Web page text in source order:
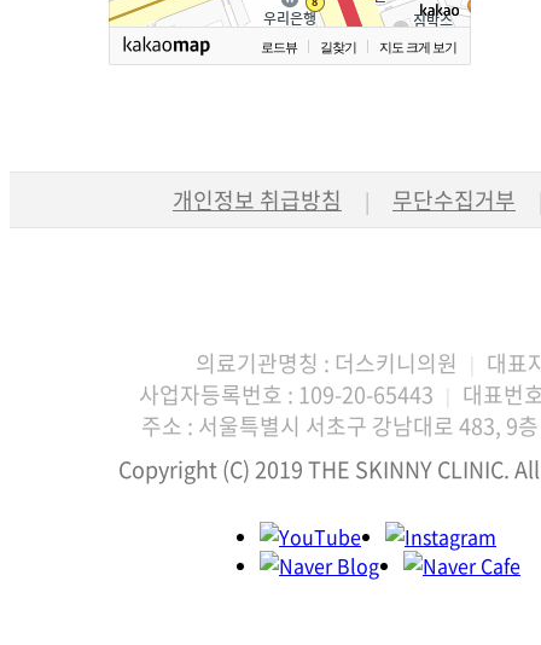
로드뷰 길찾기 지도 크게 보기
개인정보 취급방침 | 무단수집거부
의료기관명칭 : 더스키니의원 |
대표
사업자등록번호 : 109-20-65443 |
대표번
주소 : 서울특별시 서초구 강남대로 483, 9
Copyright (C) 2019 THE SKINNY CLINIC.